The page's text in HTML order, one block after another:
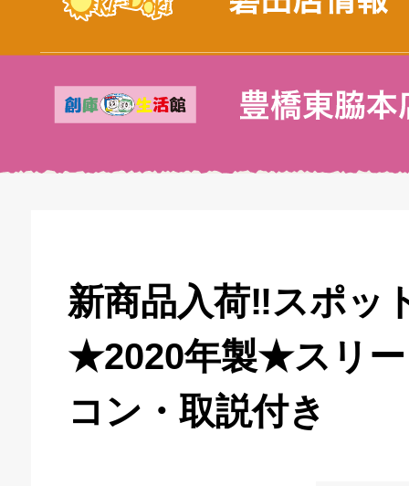
新商品入荷‼スポッ
★2020年製★スリ
コン・取説付き